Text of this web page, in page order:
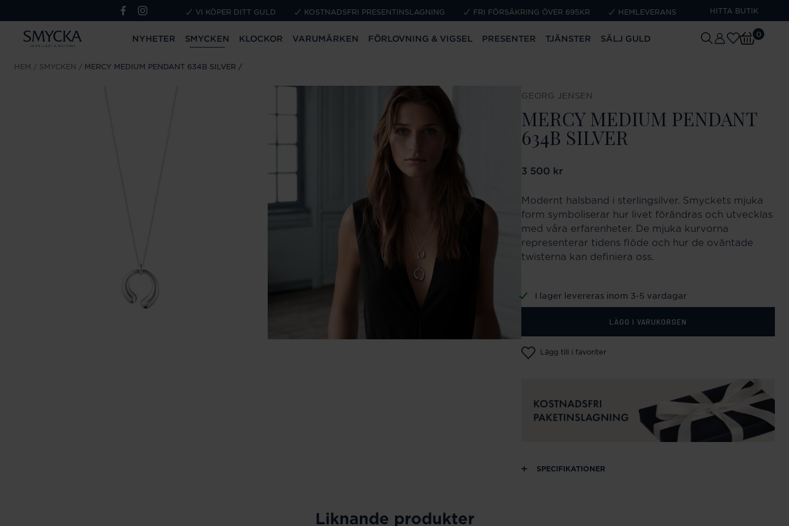
VI KÖPER DITT GULD KOSTNADSFRI PRESENTINSLAGNING FRI FÖRSÄKRING ÖVER 695KR HEMLEVERANS HITTA BUTIK
NYHETER SMYCKEN KLOCKOR VARUMÄRKEN FÖRLOVNING & VIGSEL PRESENTER TJÄNSTER SÄLJ GULD 0
HEM SMYCKEN MERCY MEDIUM PENDANT 634B SILVER
GEORG JENSEN
MERCY MEDIUM PENDANT
634B SILVER
Pris:3 500 kr
3 500 kr
Modernt halsband i sterlingsilver. Smyckets mjuka
form symboliserar hur livet förändras och utvecklas
med våra erfarenheter. De mjuka kurvorna
representerar tidens flöde och hur de oväntade
twisterna kan definiera oss.
I lager levereras inom 3-5 vardagar
LÄGG I VARUKORGEN
Lägg till i favoriter
SPECIFIKATIONER
Liknande produkter